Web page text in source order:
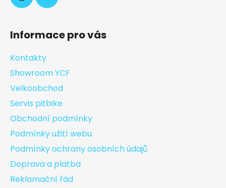
Informace pro vás
Kontakty
Showroom YCF
Velkoobchod
Servis pitbike
Obchodní podmínky
Podmínky užití webu
Podmínky ochrany osobních údajů
Doprava a platba
Reklamační řád